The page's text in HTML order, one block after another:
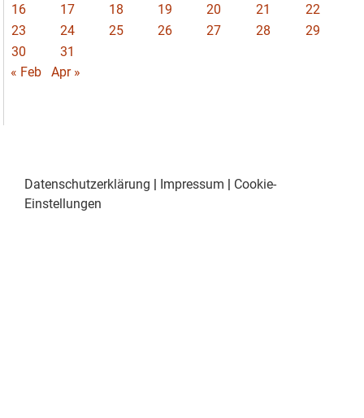
16
17 18 19 20 21
22
23
24 25 26 27 28
29
30
31
« Feb
Apr »
Datenschutzerklärung | Impressum | Cookie-
Einstellungen